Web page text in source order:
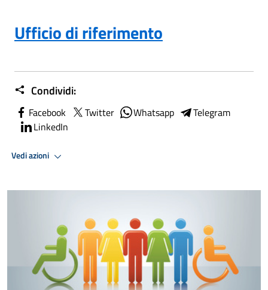
Ufficio di riferimento
Condividi:
Facebook Twitter Whatsapp
Telegram
LinkedIn
Vedi azioni